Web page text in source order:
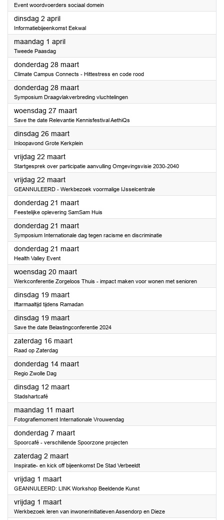
Event woordvoerders sociaal domein
dinsdag 2 april2024
Informatiebijeenkomst Eekwal
maandag 1 april2024
Tweede Paasdag
donderdag 28 maart2024
Climate Campus Connects - Hittestress en code rood
donderdag 28 maart2024
Symposium Draagvlakverbreding vluchtelingen
woensdag 27 maart2024
Save the date Relevantie Kennisfestival AethiQs
dinsdag 26 maart2024
Inloopavond Grote Kerkplein
vrijdag 22 maart2024
Startgesprek over participatie aanvulling Omgevingsvisie 2030-2040
vrijdag 22 maart2024
GEANNULEERD - Werkbezoek voormalige IJsselcentrale
donderdag 21 maart2024
Feestelijke oplevering SamSam Huis
donderdag 21 maart2024
Symposium Internationale dag tegen racisme en discriminatie
donderdag 21 maart2024
Health Valley Event
woensdag 20 maart2024
Werkconferentie Zorgeloos Thuis - impact maken voor wonen met senioren
dinsdag 19 maart2024
Iftarmaaltijd tijdens Ramadan
dinsdag 19 maart2024
Save the date Belastingconferentie 2024
zaterdag 16 maart2024
Raad op Zaterdag
donderdag 14 maart2024
Regio Zwolle Dag
dinsdag 12 maart2024
Stadshartcafé
maandag 11 maart2024
Fotografiemoment Internationale Vrouwendag
donderdag 7 maart2024
Spoorcafé - verschillende Spoorzone projecten
zaterdag 2 maart2024
Inspiratie- en kick off bijeenkomst De Stad Verbeeldt
vrijdag 1 maart2024
GEANNULEERD: LINK Workshop Beeldende Kunst
vrijdag 1 maart2024
Werkbezoek leren van inwonerinitiatieven Assendorp en Dieze